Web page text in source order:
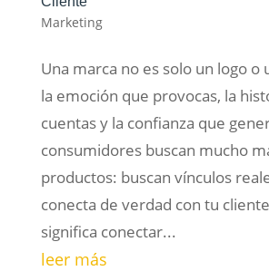
Marketing
Una marca no es solo un logo o
la emoción que provocas, la
cuentas y la confianza que
consumidores buscan mucho
productos: buscan vínculos
conecta de verdad con tu
significa conectar...
leer más